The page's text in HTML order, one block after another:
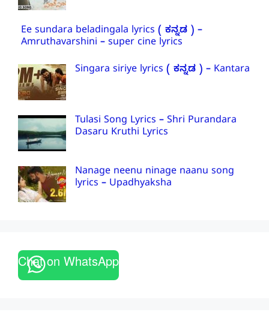
Ee sundara beladingala lyrics ( ಕನ್ನಡ ) –
Amruthavarshini – super cine lyrics
Singara siriye lyrics ( ಕನ್ನಡ ) – Kantara
Tulasi Song Lyrics – Shri Purandara
Dasaru Kruthi Lyrics
Nanage neenu ninage naanu song
lyrics – Upadhyaksha
Chat on WhatsApp